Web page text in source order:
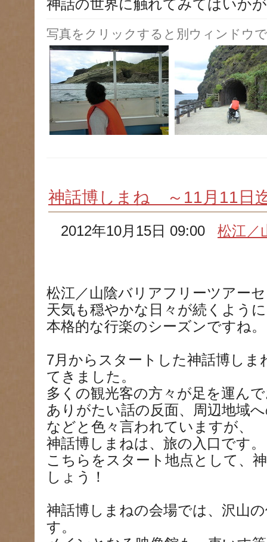
神話の世界に触れてみてはいか
写真をクリックすると別ウィンドウ
神話博しまね ～11月11日
2012年10月15日 09:00松江／
松江／山陰バリアフリーツアー
天気も穏やかな日々が続くよう
本格的な行楽のシーズンですね。
7月からスタートした神話博しま
てきました。
多くの観光客の方々が足を運ん
ありがたい話の反面、周辺地域
などと色々言われていますが、
神話博しまねは、旅の入口です。
こちらをスタート地点として、
しょう！
神話博しまねの会場では、沢山
す。